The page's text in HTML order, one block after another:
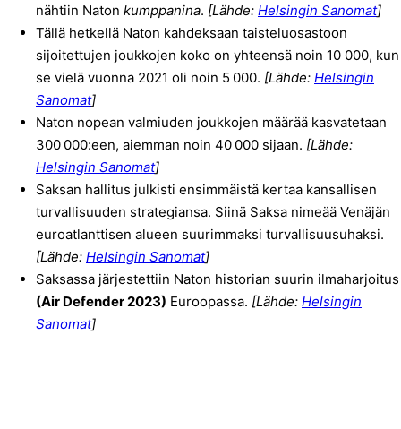
nähtiin Naton kumppanina. [Lähde: Helsingin Sanomat]
Tällä hetkellä Naton kahdeksaan taisteluosastoon
sijoitettujen joukkojen koko on yhteensä noin 10 000, kun
se vielä vuonna 2021 oli noin 5 000. [Lähde: Helsingin
Sanomat]
Naton nopean valmiuden joukkojen määrää kasvatetaan
300 000:een, aiemman noin 40 000 sijaan. [Lähde:
Helsingin Sanomat]
Saksan hallitus julkisti ensimmäistä kertaa kansallisen
turvallisuuden strategiansa. Siinä Saksa nimeää Venäjän
euroatlanttisen alueen suurimmaksi turvallisuusuhaksi.
[Lähde: Helsingin Sanomat]
Saksassa järjestettiin Naton historian suurin ilmaharjoitus
(Air Defender 2023) Euroopassa. [Lähde: Helsingin
Sanomat]